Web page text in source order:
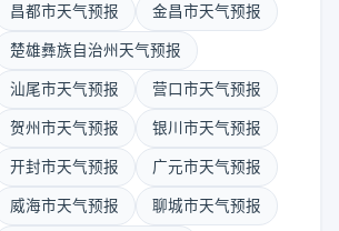
昌都市天气预报 金昌市天气预报
楚雄彝族自治州天气预报
汕尾市天气预报 营口市天气预报
贺州市天气预报 银川市天气预报
开封市天气预报 广元市天气预报
威海市天气预报 聊城市天气预报